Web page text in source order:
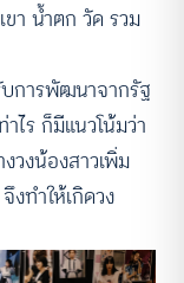
ขา น้ำตก วัด รวม
การพัฒนาจากรัฐ
ไร ก็มีแนวโน้มว่า
วงน้องสาวเพิ่ม
งทำให้เกิดวง